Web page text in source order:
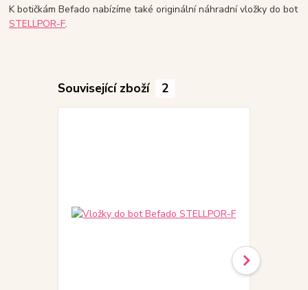
K botičkám Befado nabízíme také originální náhradní vložky do bot
STELLPOR-F.
Související zboží 2